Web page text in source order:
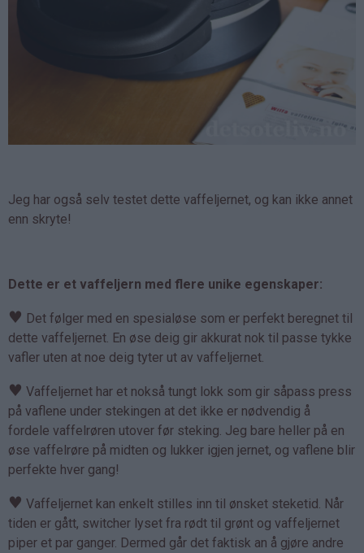
Jeg har også selv testet dette vaffeljernet, og kan ikke annet
enn skryte!
Dette er et vaffeljern med flere unike egenskaper:
♥ Det følger med en spesialøse som er perfekt beregnet til
dette vaffeljernet. En øse deig gir akkurat nok til passe tykke
vafler uten at noe deig tyter ut av vaffeljernet.
♥ Vaffeljernet har et nokså tungt lokk som gir såpass press
på vaflene under stekingen at det ikke er nødvendig å
fordele vaffelrøren utover før steking. Jeg bare heller på en
øse vaffelrøre på midten og lukker igjen jernet, og vaflene blir
perfekte hver gang!
♥ Vaffeljernet kan enkelt stilles inn til ønsket steketid. Når
tiden er gått, switcher lyset fra rødt til grønt og vaffeljernet
piper et par ganger. Dermed går det faktisk an å gjøre andre